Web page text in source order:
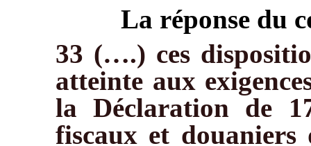
La réponse du
33 (….) ces
atteinte aux
la Déclaration de
fiscaux et douaniers